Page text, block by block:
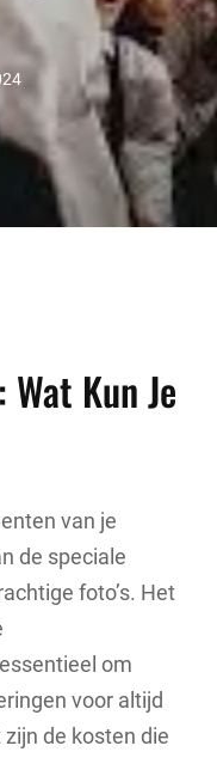
Kun Je
van je
de speciale
foto’s. Het
om
voor altijd
de kosten die